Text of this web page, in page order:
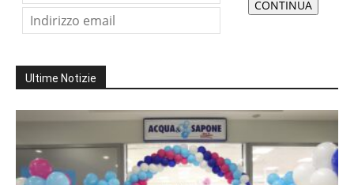
Ultime Notizie